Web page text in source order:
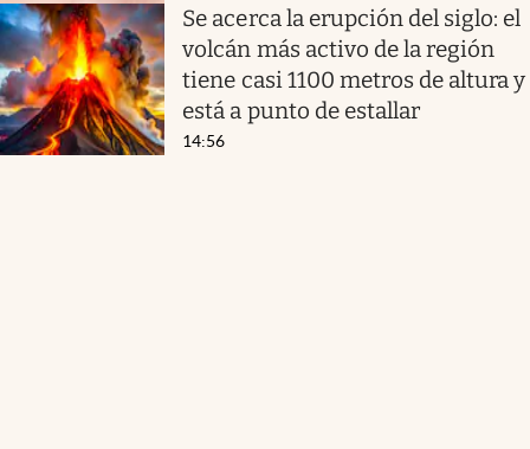
Se acerca la erupción del siglo: el
volcán más activo de la región
tiene casi 1100 metros de altura y
está a punto de estallar
14:56